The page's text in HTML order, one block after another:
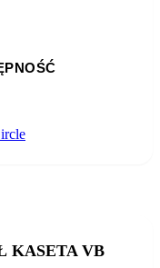
KASETA VB